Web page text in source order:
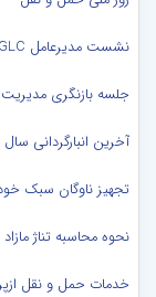
نشست مدیرعامل GLC با مسئولین شعب ایران
جلسه بازنگری مدیریت
آخرین انبارگردانی سال ۲۰۲۱
تجهیز ناوگان سبک
نحوه محاسبه تناژ
خدمات حمل و نقل